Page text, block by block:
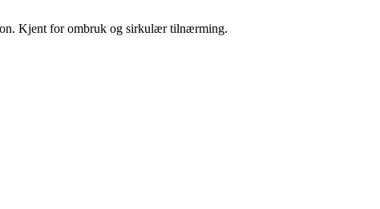
Kjent for ombruk og sirkulær tilnærming.